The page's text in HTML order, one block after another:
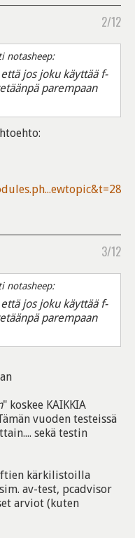
2/12
notasheep:
jos joku käyttää f-
parempaan
3/12
notasheep:
jos joku käyttää f-
parempaan
" koskee KAIKKIA
vuoden testeissä
sekä testin
kärkilistoilla
av-test, pcadvisor
arviot (kuten